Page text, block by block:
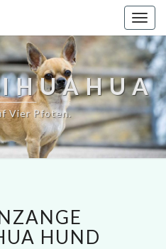
Vier Pfoten.
HUND